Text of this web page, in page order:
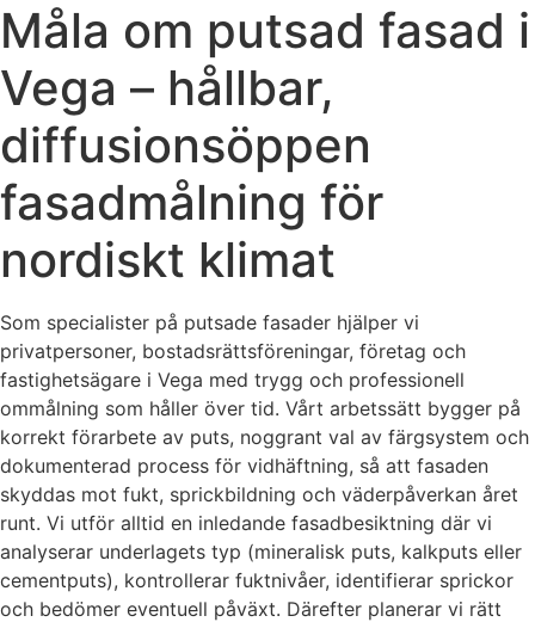
Måla om putsad fasad i
Vega – hållbar,
diffusionsöppen
fasadmålning för
nordiskt klimat
Som specialister på putsade fasader hjälper vi
privatpersoner, bostadsrättsföreningar, företag och
fastighetsägare i Vega med trygg och professionell
ommålning som håller över tid. Vårt arbetssätt bygger på
korrekt förarbete av puts, noggrant val av färgsystem och
dokumenterad process för vidhäftning, så att fasaden
skyddas mot fukt, sprickbildning och väderpåverkan året
runt. Vi utför alltid en inledande fasadbesiktning där vi
analyserar underlagets typ (mineralisk puts, kalkputs eller
cementputs), kontrollerar fuktnivåer, identifierar sprickor
och bedömer eventuell påväxt. Därefter planerar vi rätt